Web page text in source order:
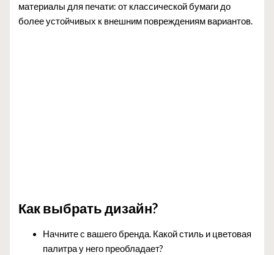
материалы для печати: от классической бумаги до
более устойчивых к внешним повреждениям вариантов.
Как выбрать дизайн?
Начните с вашего бренда. Какой стиль и цветовая
палитра у него преобладает?